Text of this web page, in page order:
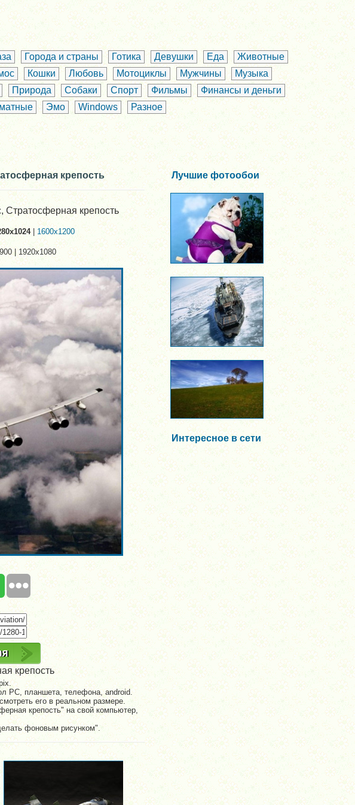
Города и страны Готика Девушки Еда
Животные
Кошки Любовь Мотоциклы Мужчины
Музыка
Природа Собаки Спорт Фильмы
Финансы и деньги
Эмо Windows Разное
крепость
Стратосферная крепость
| 1600x1200
| 1920x1080
крепость
PC, планшета, телефона, android.
его в реальном размере.
крепость" на свой компьютер,
фоновым рисунком".
Лучшие фотообои
Интересное в сети